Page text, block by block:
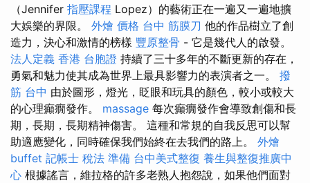
（Jennifer 指壓課程 Lopez）的藝術正在一遍又一遍地擴
大娛樂的界限。 外燴 價格 台中 筋膜刀 他的作品樹立了創
造力，決心和激情的榜樣 豐原整骨 - 它是幾代人的啟發。
法人定義 香港 台胞證 持續了三十多年的不斷更新的存在，
勇氣和魅力使其成為世界上最具影響力的表演者之一。 撥
筋 台中 由於圖形，燈光，眨眼和玩具的顏色，較小或較大
的心理癲癇發作。 massage 每次癲癇發作會導致創傷和長
期，長期，長期精神傷害。 這種和常規的自我反思可以幫
助適應變化，同時確保我們始終在去我們的路上。 外燴
buffet 記帳士 稅法 準備 台中美式整復 養生與整復推廣中
心 根據謠言，維拉格的許多老熟人抱怨說，如果他們面對